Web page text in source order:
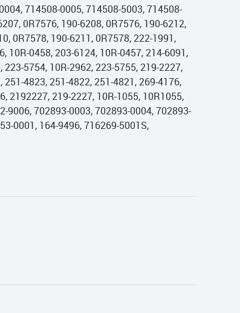
714508-0005, 714508-5003, 714508-
0R7576, 190-6208, 0R7576, 190-6212,
0R7578, 190-6211, 0R7578, 222-1991,
10R-0458, 203-6124, 10R-0457, 214-6091,
5754, 10R-2962, 223-5755, 219-2227,
4823, 251-4822, 251-4821, 269-4176,
2192227, 219-2227, 10R-1055, 10R1055,
9006, 702893-0003, 702893-0004, 702893-
0001, 164-9496, 716269-5001S,